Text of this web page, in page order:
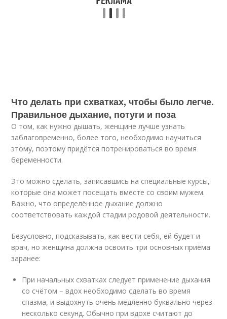
Что делать при схватках, чтобы было легче.
Правильное дыхание, потуги и поза
О том, как нужно дышать, женщине лучше узнать
заблаговременно, более того, необходимо научиться
этому, поэтому придётся потренироваться во время
беременности.
Это можно сделать, записавшись на специальные курсы,
которые она может посещать вместе со своим мужем.
Важно, что определённое дыхание должно
соответствовать каждой стадии родовой деятельности.
Безусловно, подсказывать, как вести себя, ей будет и
врач, но женщина должна освоить три основных приёма
заранее:
При начальных схватках следует применение дыхания
со счётом – вдох необходимо сделать во время
спазма, и выдохнуть очень медленно буквально через
несколько секунд. Обычно при вдохе считают до